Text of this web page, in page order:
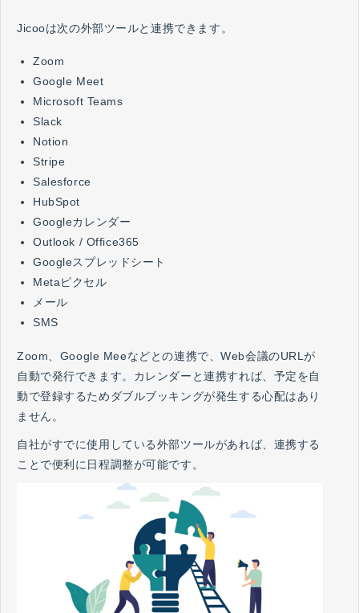
Jicooは次の外部ツールと連携できます。
Zoom
Google Meet
Microsoft Teams
Slack
Notion
Stripe
Salesforce
HubSpot
Googleカレンダー
Outlook / Office365
Googleスプレッドシート
Metaピクセル
メール
SMS
Zoom、Google Meeなどとの連携で、Web会議のURLが
自動で発行できます。カレンダーと連携すれば、予定を自
動で登録するためダブルブッキングが発生する心配はあり
ません。
自社がすでに使用している外部ツールがあれば、連携する
ことで便利に日程調整が可能です。